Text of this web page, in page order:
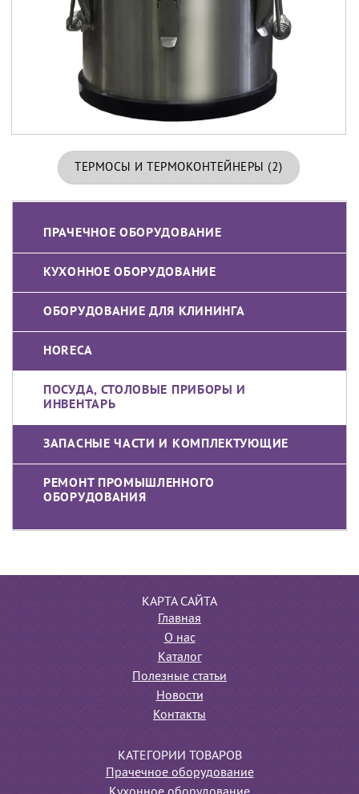
ПРАЧЕЧНОЕ ОБОРУДОВАНИЕ
КУХОННОЕ ОБОРУДОВАНИЕ
ОБОРУДОВАНИЕ ДЛЯ КЛИНИНГА
HORECA
ПОСУДА, СТОЛОВЫЕ ПРИБОРЫ И
ИНВЕНТАРЬ
ЗАПАСНЫЕ ЧАСТИ И КОМПЛЕКТУЮЩИЕ
РЕМОНТ ПРОМЫШЛЕННОГО
ОБОРУДОВАНИЯ
ТЕРМОСЫ И ТЕРМОКОНТЕЙНЕРЫ (2)
КАРТА САЙТА
Главная
О нас
Каталог
Полезные статьи
Новости
Контакты
КАТЕГОРИИ ТОВАРОВ
Прачечное оборудование